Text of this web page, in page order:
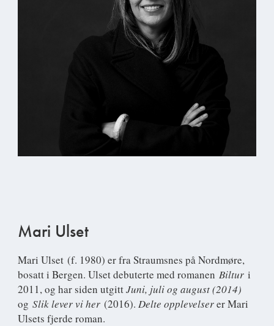
Mari Ulset
Mari Ulset (f. 1980) er fra Straumsnes på Nordmøre,
bosatt i Bergen. Ulset debuterte med romanen Biltur i
2011, og har siden utgittJuni, juli og august (2014)
og Slik lever vi her (2016). Delte opplevelserer Mari
Ulsets fjerde roman.